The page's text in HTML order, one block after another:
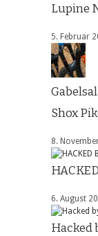
Lupine
5. Februar
Shox
8.
6. August
Hacked